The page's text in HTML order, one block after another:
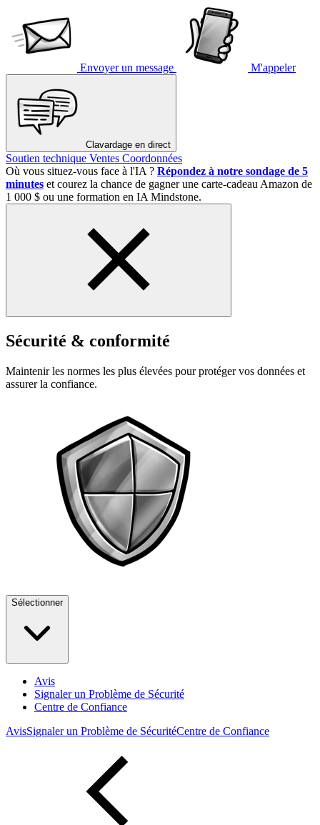
Envoyer un message M'appeler
Clavardage en direct
Soutien technique Ventes Coordonnées
Où vous situez-vous face à l'IA ? Répondez à notre sondage de 5
minutes et courez la chance de gagner une carte-cadeau Amazon de
1 000 $ ou une formation en IA Mindstone.
Sécurité & conformité
Maintenir les normes les plus élevées pour protéger vos données et
assurer la confiance.
Sélectionner
Avis
Signaler un Problème de Sécurité
Centre de Confiance
AvisSignaler un Problème de SécuritéCentre de Confiance